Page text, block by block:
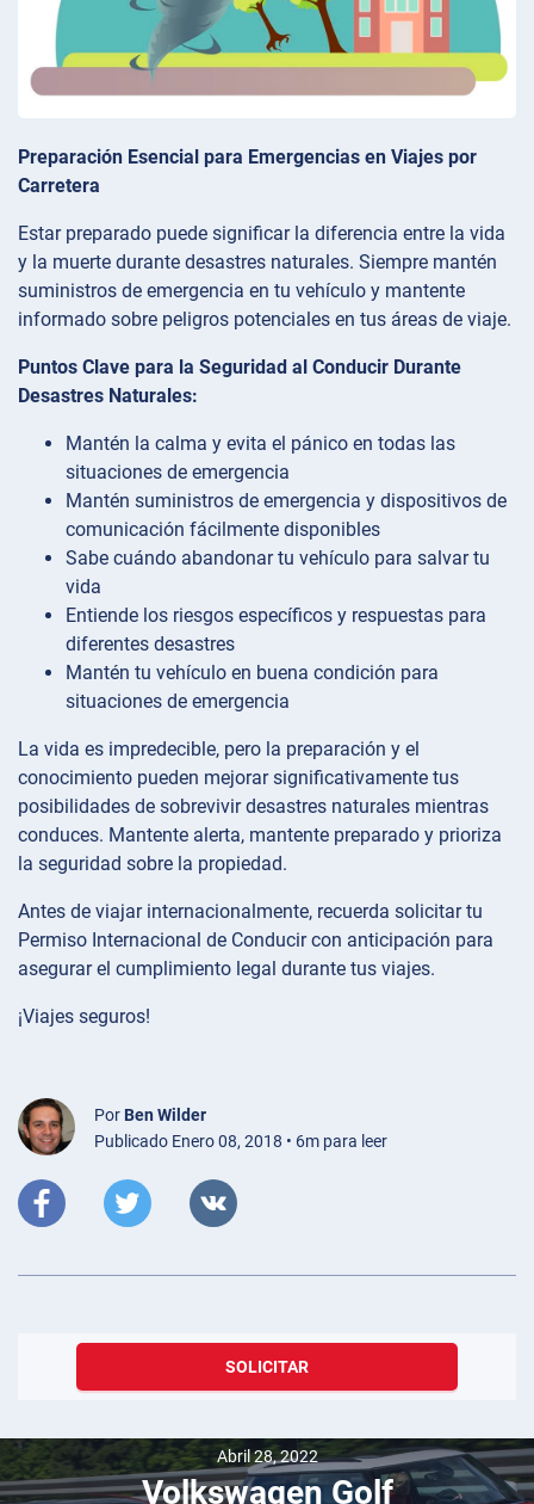
Preparación Esencial para Emergencias en Viajes por
Carretera
Estar preparado puede significar la diferencia entre la vida
y la muerte durante desastres naturales. Siempre mantén
suministros de emergencia en tu vehículo y mantente
informado sobre peligros potenciales en tus áreas de viaje.
Puntos Clave para la Seguridad al Conducir Durante
Desastres Naturales:
Mantén la calma y evita el pánico en todas las
situaciones de emergencia
Mantén suministros de emergencia y dispositivos de
comunicación fácilmente disponibles
Sabe cuándo abandonar tu vehículo para salvar tu
vida
Entiende los riesgos específicos y respuestas para
diferentes desastres
Mantén tu vehículo en buena condición para
situaciones de emergencia
La vida es impredecible, pero la preparación y el
conocimiento pueden mejorar significativamente tus
posibilidades de sobrevivir desastres naturales mientras
conduces. Mantente alerta, mantente preparado y prioriza
la seguridad sobre la propiedad.
Antes de viajar internacionalmente, recuerda solicitar tu
Permiso Internacional de Conducir con anticipación para
asegurar el cumplimiento legal durante tus viajes.
¡Viajes seguros!
Por Ben Wilder
Publicado Enero 08, 2018 • 6m para leer
SOLICITAR
Abril 28, 2022
Volkswagen Golf